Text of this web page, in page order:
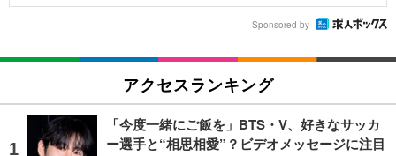
Sponsored by
アクセスランキング
「今度一緒にご飯を」BTS・V、好きなサッカ
ー選手と“相思相愛”？ビデオメッセージに注目